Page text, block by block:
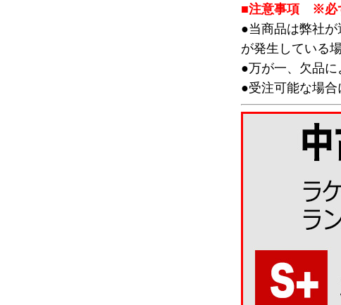
■注意事項 ※必
●当商品は弊社
が発生している
●万が一、欠品に
●受注可能な場合